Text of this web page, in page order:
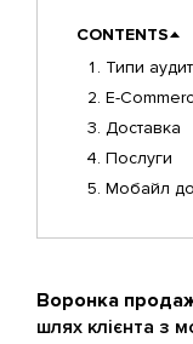
CONTENTS
Типи
E-
Доставка
Послуги
Мобайл
Воронка
шлях клієнта з